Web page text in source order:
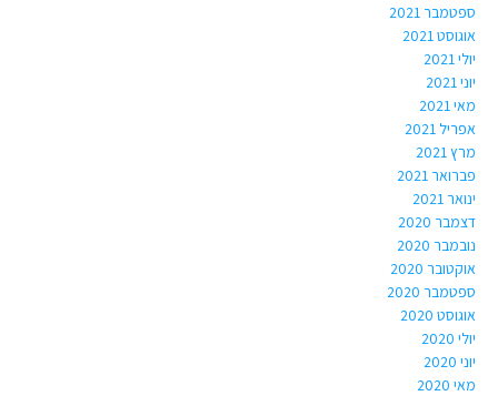
ספטמבר 2021
אוגוסט 2021
יולי 2021
יוני 2021
מאי 2021
אפריל 2021
מרץ 2021
פברואר 2021
ינואר 2021
דצמבר 2020
נובמבר 2020
אוקטובר 2020
ספטמבר 2020
אוגוסט 2020
יולי 2020
יוני 2020
מאי 2020